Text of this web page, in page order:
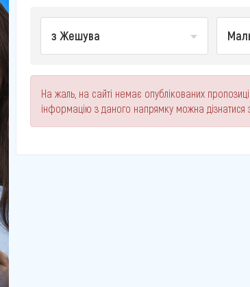
з Жешува
На жаль, на сайті немає опублікованих
інформацію з даного напрямку можна